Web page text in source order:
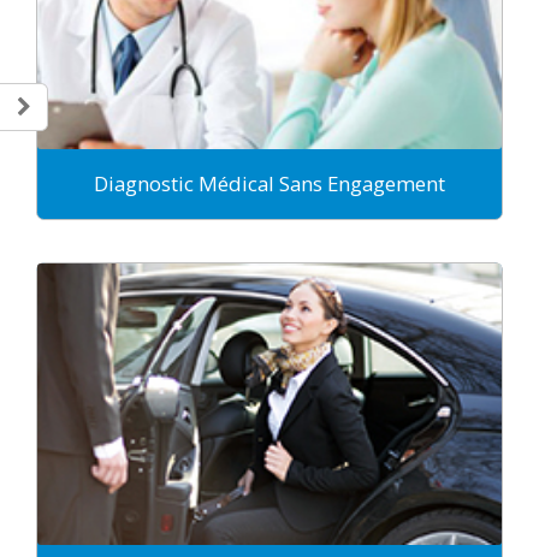
Diagnostic Médical Sans Engagement